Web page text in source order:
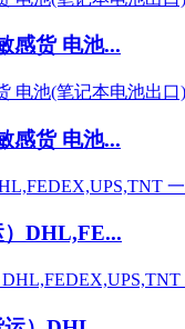
感货 电池...
感货 电池...
）DHL,FE...